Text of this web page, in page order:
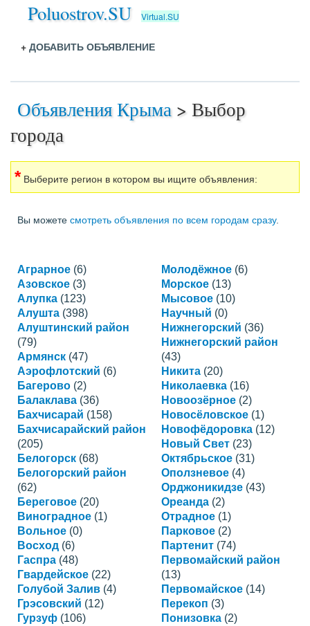
Poluostrov.SU Virtual.SU
+ ДОБАВИТЬ ОБЪЯВЛЕНИЕ
Объявления Крыма > Выбор
города
* Выберите регион в котором вы ищите объявления:
Вы можете смотреть объявления по всем городам сразу.
Аграрное (6)
Азовское (3)
Алупка (123)
Алушта (398)
Алуштинский район
(79)
Армянск (47)
Аэрофлотский (6)
Багерово (2)
Балаклава (36)
Бахчисарай (158)
Бахчисарайский район
(205)
Белогорск (68)
Белогорский район
(62)
Береговое (20)
Виноградное (1)
Вольное (0)
Восход (6)
Гаспра (48)
Гвардейское (22)
Голубой Залив (4)
Грэсовский (12)
Гурзуф (106)
Молодёжное (6)
Морское (13)
Мысовое (10)
Научный (0)
Нижнегорский (36)
Нижнегорский район
(43)
Никита (20)
Николаевка (16)
Новоозёрное (2)
Новосёловское (1)
Новофёдоровка (12)
Новый Свет (23)
Октябрьское (31)
Оползневое (4)
Орджоникидзе (43)
Ореанда (2)
Отрадное (1)
Парковое (2)
Партенит (74)
Первомайский район
(13)
Первомайское (14)
Перекоп (3)
Понизовка (2)